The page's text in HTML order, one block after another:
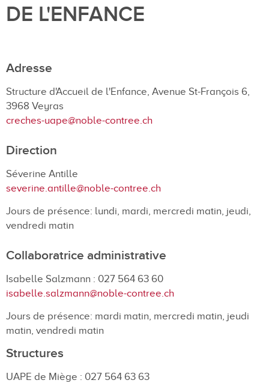
DE L'ENFANCE
Adresse
Structure d'Accueil de l'Enfance, Avenue St-François 6,
3968 Veyras
creches-uape@noble-contree.ch
Direction
Séverine Antille
severine.antille@noble-contree.ch
Jours de présence: lundi, mardi, mercredi matin, jeudi,
vendredi matin
Collaboratrice administrative
Isabelle Salzmann : 027 564 63 60
isabelle.salzmann@noble-contree.ch
Jours de présence: mardi matin, mercredi matin, jeudi
matin, vendredi matin
Structures
UAPE de Miège : 027 564 63 63